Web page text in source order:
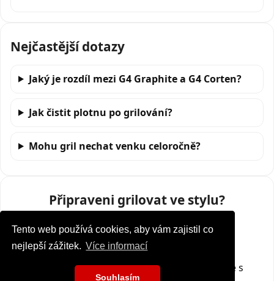
Tento web používá cookies, aby vám zajistil co
nejlepší zážitek. Více informací
Souhlasím
Tento web používá cookies, aby vám zajistil co
nejlepší zážitek. Více informací
Souhlasím
Nejčastější dotazy
Jaký je rozdíl mezi G4 Graphite a G4 Corten?
Jak čistit plotnu po grilování?
Mohu gril nechat venku celoročně?
Připraveni grilovat ve stylu?
Koupit Artiss G4 Graphite
Máte otázku?Zavolejte nám – rádi poradíme s